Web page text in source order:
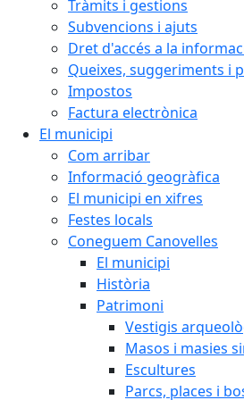
Tràmits i gestions
Subvencions i ajuts
Dret d'accés a la
Queixes, suggeriments i
Impostos
Factura electrònica
El municipi
Com arribar
Informació geogràfica
El municipi en xifres
Festes locals
Coneguem Canovelles
El municipi
Història
Patrimoni
Vestigis
Masos i masies
Escultures
Parcs, places i